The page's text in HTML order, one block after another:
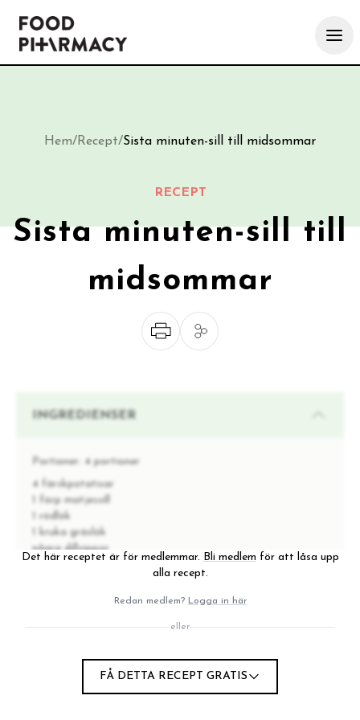
Hem/Recept/Sista minuten-sill till midsommar
RECEPT
Sista minuten-sill till
midsommar
INGREDIENSER
Portioner: 4 portioner
4 färskpotatisar
1 förp matjessill
1 rödlök
1 kruka gräslök
några dillvippor
tandpetare
Börja med att koka potatisen. Låt den svalna något
Det här receptet är för medlemmar. Bli medlem för att låsa upp
alla recept.
Redan medlem? Logga in här
eller
FÅ DETTA RECEPT GRATIS